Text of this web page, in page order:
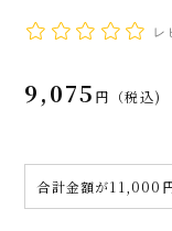
レ
9,075 税込
合計金額が11,000